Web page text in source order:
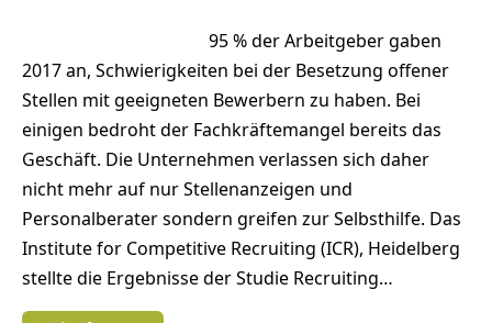
95 % der Arbeitgeber gaben
2017 an, Schwierigkeiten bei der Besetzung offener
Stellen mit geeigneten Bewerbern zu haben. Bei
einigen bedroht der Fachkräftemangel bereits das
Geschäft. Die Unternehmen verlassen sich daher
nicht mehr auf nur Stellenanzeigen und
Personalberater sondern greifen zur Selbsthilfe. Das
Institute for Competitive Recruiting (ICR), Heidelberg
stellte die Ergebnisse der Studie Recruiting…